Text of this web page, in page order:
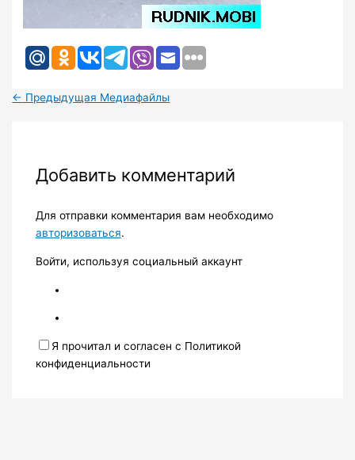
← Предыдущая Медиафайлы
Добавить комментарий
Для отправки комментария вам необходимо
авторизоваться.
Войти, используя социальный аккаунт
Я прочитал и согласен с Политикой
конфиденциальности